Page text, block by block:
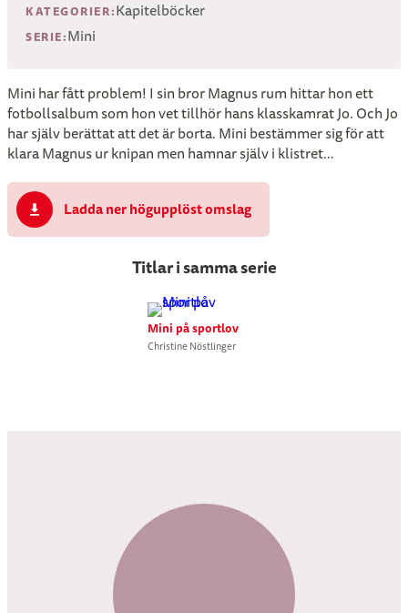
KATEGORIER:Kapitelböcker
SERIE:Mini
Mini har fått problem! I sin bror Magnus rum hittar hon ett
fotbollsalbum som hon vet tillhör hans klasskamrat Jo. Och Jo
har själv berättat att det är borta. Mini bestämmer sig för att
klara Magnus ur knipan men hamnar själv i klistret…
Ladda ner högupplöst omslag
Titlar i samma serie
Mini på sportlov
Christine Nöstlinger